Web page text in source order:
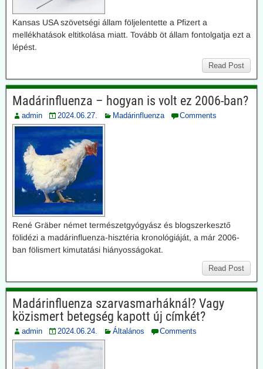
Kansas USA szövetségi állam följelentette a Pfizert a
mellékhatások eltitkolása miatt. Tovább öt állam fontolgatja ezt a
lépést.
Read Post
Madárinfluenza – hogyan is volt ez 2006-ban?
admin 2024.06.27. Madárinfluenza Comments
René Gräber német természetgyógyász és blogszerkesztő
fölidézi a madárinfluenza-hisztéria kronológiáját, a már 2006-
ban fölismert kimutatási hiányosságokat.
Read Post
Madárinfluenza szarvasmarháknál? Vagy
közismert betegség kapott új címkét?
admin 2024.06.24. Általános Comments